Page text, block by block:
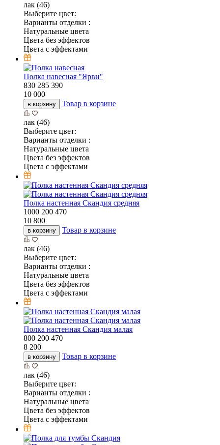
лак (46)
Выберите цвет:
Варианты отделки :
Натуральные цвета
Цвета без эффектов
Цвета с эффектами
Полка навесная "Ярви"
830 285 390
10 000
в корзину Товар в корзине
лак (46)
Выберите цвет:
Варианты отделки :
Натуральные цвета
Цвета без эффектов
Цвета с эффектами
Полка настенная Скандия средняя
1000 200 470
10 800
в корзину Товар в корзине
лак (46)
Выберите цвет:
Варианты отделки :
Натуральные цвета
Цвета без эффектов
Цвета с эффектами
Полка настенная Скандия малая
800 200 470
8 200
в корзину Товар в корзине
лак (46)
Выберите цвет:
Варианты отделки :
Натуральные цвета
Цвета без эффектов
Цвета с эффектами